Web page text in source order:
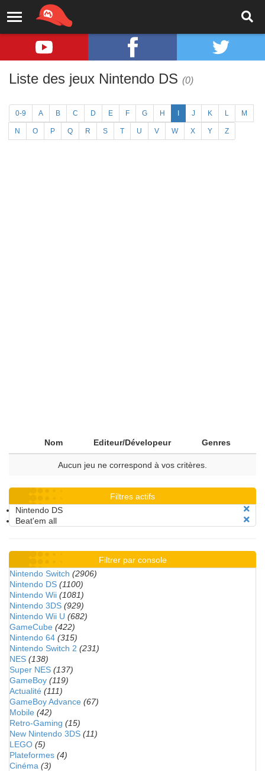
Liste des jeux Nintendo DS (0)
0-9 A B C D E F G H J K L M
N O P Q R S T U V W X Y Z
Nom Editeur/Dévelopeur Genres
Aucun jeu ne correspond à vos critères.
Filtres actifs
Nintendo DS
Beat'em all
Filtrer par console
Nintendo Switch (2906)
Nintendo DS (1100)
Nintendo Wii (1081)
Nintendo 3DS (929)
Nintendo Wii U (682)
GameCube (422)
Nintendo 64 (315)
Nintendo Switch 2 (231)
NES (138)
Super NES (137)
GameBoy (119)
Actualité (111)
GameBoy Advance (67)
Mobile (42)
Retro-Gaming (15)
New Nintendo 3DS (11)
LEGO (5)
Plateformes (4)
Cinéma (3)